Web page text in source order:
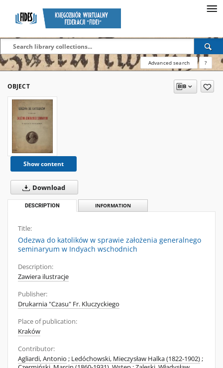
Advanced search ?
OBJECT
Show content
Download
DESCRIPTION INFORMATION
Title:
Odezwa do katolików w sprawie założenia generalnego
seminaryum w Indyach wschodnich
Description:
Zawiera ilustracje
Publisher:
Drukarnia "Czasu" Fr. Kluczyckiego
Place of publication:
Kraków
Contributor:
Agliardi, Antonio ; Ledóchowski, Mieczysław Halka (1822-1902);